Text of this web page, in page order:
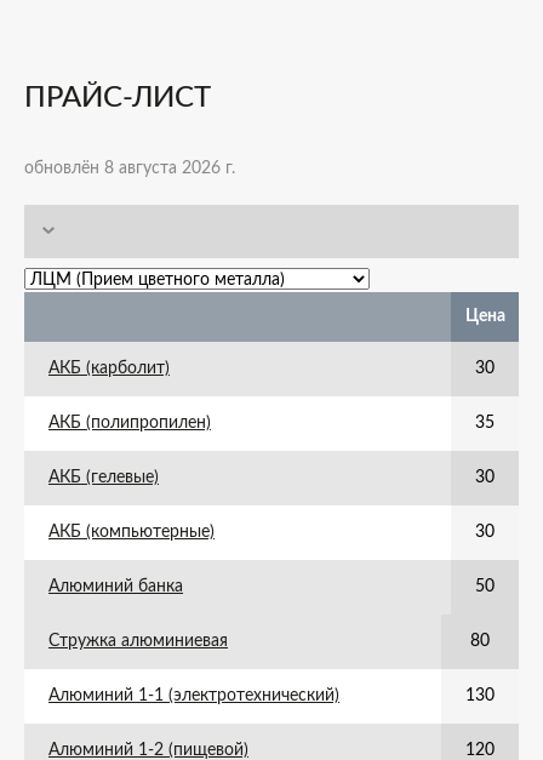
ПРАЙС-ЛИСТ
обновлён 8 августа 2026 г.
Цена
АКБ (карболит) 30
АКБ (полипропилен) 35
АКБ (гелевые) 30
АКБ (компьютерные) 30
Алюминий банка 50
Стружка алюминиевая 80
Алюминий 1-1 (электротехнический) 130
Алюминий 1-2 (пищевой) 120